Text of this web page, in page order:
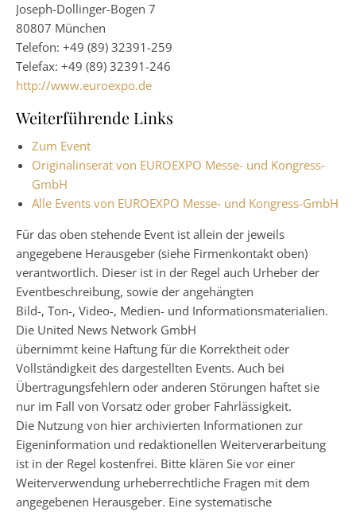
Joseph-Dollinger-Bogen 7
80807 München
Telefon: +49 (89) 32391-259
Telefax: +49 (89) 32391-246
http://www.euroexpo.de
Weiterführende Links
Zum Event
Originalinserat von EUROEXPO Messe- und Kongress-
GmbH
Alle Events von EUROEXPO Messe- und Kongress-GmbH
Für das oben stehende Event ist allein der jeweils
angegebene Herausgeber (siehe Firmenkontakt oben)
verantwortlich. Dieser ist in der Regel auch Urheber der
Eventbeschreibung, sowie der angehängten
Bild-, Ton-, Video-, Medien- und Informationsmaterialien.
Die United News Network GmbH
übernimmt keine Haftung für die Korrektheit oder
Vollständigkeit des dargestellten Events. Auch bei
Übertragungsfehlern oder anderen Störungen haftet sie
nur im Fall von Vorsatz oder grober Fahrlässigkeit.
Die Nutzung von hier archivierten Informationen zur
Eigeninformation und redaktionellen Weiterverarbeitung
ist in der Regel kostenfrei. Bitte klären Sie vor einer
Weiterverwendung urheberrechtliche Fragen mit dem
angegebenen Herausgeber. Eine systematische